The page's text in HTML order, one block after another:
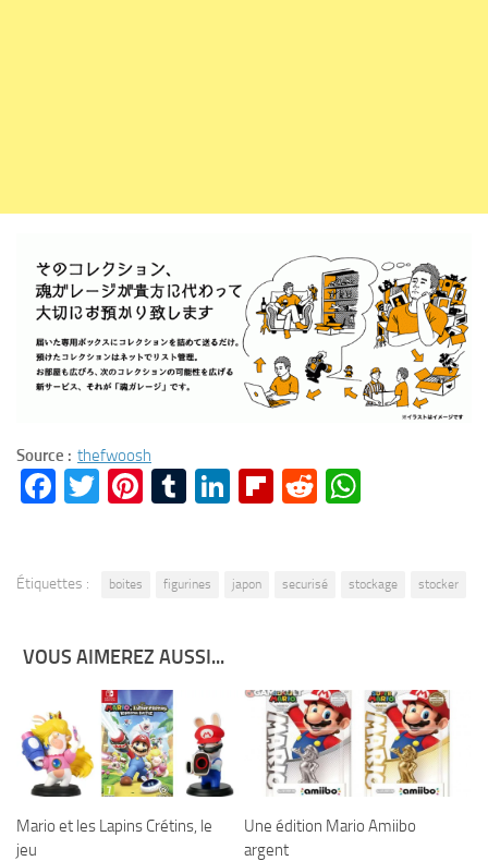
Source : thefwoosh
Facebook
Twitter
Pinterest
Tumblr
LinkedIn
Flipboard
Reddit
Étiquettes : boites figurines japon securisé stockage stocker
VOUS AIMEREZ AUSSI...
Mario et les Lapins Crétins, le
jeu
Une édition Mario Amiibo
argent